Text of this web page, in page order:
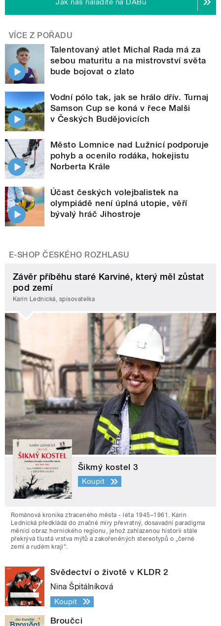
Jak nás naladíte na DABu
VÍCE Z POŘADU
Talentovaný atlet Michal Rada má za
sebou maturitu a na mistrovství světa
bude bojovat o zlato
Vodní pólo tak, jak se hrálo dřív. Turnaj
Samson Cup se koná v řece Malši
v Českých Budějovicích
Město Lomnice nad Lužnicí podporuje
pohyb a ocenilo rodáka, hokejistu
Norberta Krále
Účast českých volejbalistek na
olympiádě není úplná utopie, věří
bývalý hráč Jihostroje
E-SHOP ČESKÉHO ROZHLASU
Závěr příběhu staré Karviné, který měl zůstat
pod zemí
Karin Lednická, spisovatelka
Šikmý kostel 3
Koupit
Románová kronika ztraceného města - léta 1945–1961. Karin
Lednická předkládá do značné míry převratný, dosavadní paradigma
měnící obraz hornického regionu, jehož zahlazenou historii stále
překrývá tlustá vrstva mýtů a zakořeněných stereotypů o „černé
zemi a rudém kraji“.
Svědectví o životě v KLDR 2
Nina Špitálníková
Koupit
Broučci